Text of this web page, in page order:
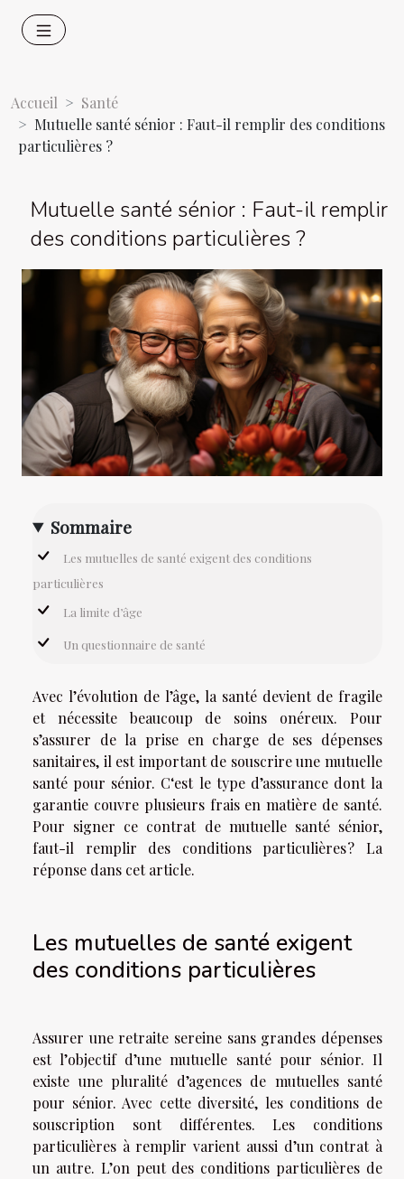
Accueil
Santé
Mutuelle santé sénior : Faut-il remplir des conditions
particulières ?
Mutuelle santé sénior : Faut-il remplir
des conditions particulières ?
Sommaire
Les mutuelles de santé exigent des conditions
particulières
La limite d’âge
Un questionnaire de santé
Avec l’évolution de l’âge, la santé devient de fragile
et nécessite beaucoup de soins onéreux. Pour
s’assurer de la prise en charge de ses dépenses
sanitaires, il est important de souscrire une mutuelle
santé pour sénior. C‘est le type d’assurance dont la
garantie couvre plusieurs frais en matière de santé.
Pour signer ce contrat de mutuelle santé sénior,
faut-il remplir des conditions particulières ? La
réponse dans cet article.
Les mutuelles de santé exigent
des conditions particulières
Assurer une retraite sereine sans grandes dépenses
est l’objectif d’une mutuelle santé pour sénior. Il
existe une pluralité d’agences de mutuelles santé
pour sénior. Avec cette diversité, les conditions de
souscription sont différentes. Les conditions
particulières à remplir varient aussi d’un contrat à
un autre. L’on peut des conditions particulières de